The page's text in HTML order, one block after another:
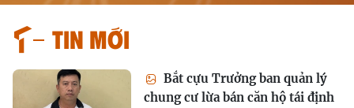
Tin mới
Bắt cựu Trưởng ban quản lý
chung cư lừa bán căn hộ tái định